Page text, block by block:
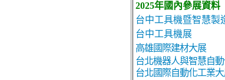
2025年國內參展資料
台中工具機暨智慧製
台中工具機展
高雄國際建材大展
台北機器人與智慧自
台北國際自動化工業